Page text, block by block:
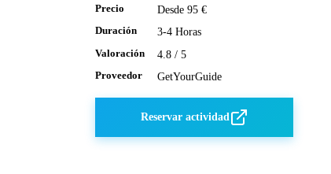
Precio Desde 95 €
Duración 3-4 Horas
Valoración 4.8 / 5
Proveedor GetYourGuide
Reservar actividad